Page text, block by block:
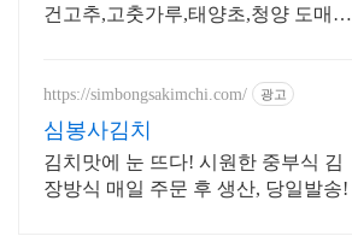
건고추,고춧가루,태양초,청양 도매가
https://simbongsakimchi.com/ 광고
심봉사김치
김치맛에 눈 뜨다! 시원한 중부식 김
장방식 매일 주문 후 생산, 당일발송!